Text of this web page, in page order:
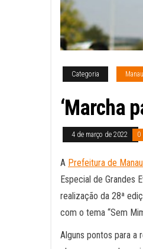
Categoria
‘Marcha
4 de março de 2022 0
A Prefeitura de
Especial de Grandes
realização da 28ª
com o tema “Sem
Alguns pontos para a